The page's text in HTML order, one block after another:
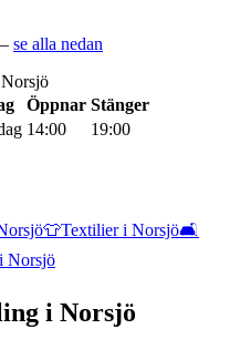
– se alla nedan
Norsjö
Öppnar Stänger
14:00 19:00
👕Textilieri Norsjö🛋️
i Norsjö
i Norsjö